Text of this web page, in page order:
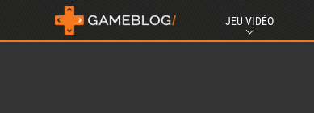
JEU VIDÉO